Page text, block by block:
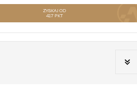
ZYSKAJ OD
417 PKT